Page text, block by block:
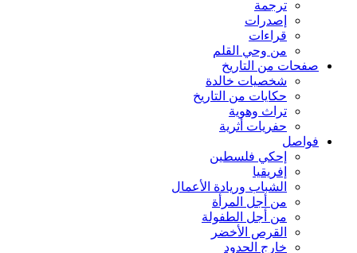
ترجمة
إصدرات
قراءات
من وحي القلم
صفحات من التاريخ
شخصيات خالدة
حكايات من التاريخ
تراث وهوية
حفريات أثرية
فواصل
إحكي فلسطين
إفريقيا
الشباب وريادة الأعمال
من أجل المرأة
من أجل الطفولة
القرص الأخضر
خارج الحدود